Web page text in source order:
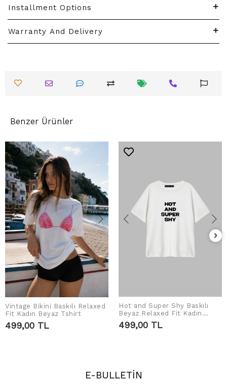
Installment Options
Warranty And Delivery
Benzer Ürünler
ADD TO CART
Vintage Bikini Baskılı Relaxed
Fit Kadın Beyaz Tshirt
499,00 TL
ADD TO CART
Hot and Super Shy Baskılı
Beyaz Relaxed Fit Kadın
Tshirt
499,00 TL
E-BULLETİN